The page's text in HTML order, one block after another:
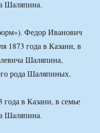
Шаляпина.
Федор Иванович
1873 года в Казани, в
Шаляпина,
рода Шаляпиных.
в Казани, в семье
Шаляпина.